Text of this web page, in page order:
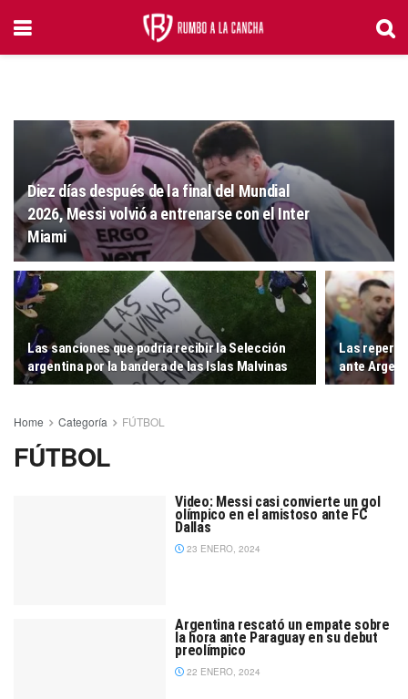
Diez días después de la final del Mundial
2026, Messi volvió a entrenarse con el Inter
Miami
Las sanciones que podría recibir la Selección
argentina por la bandera de las Islas Malvinas
Las
ante
Home Categoría FÚTBOL
FÚTBOL
Video: Messi casi convierte un gol
olímpico en el amistoso ante FC
Dallas
23 ENERO, 2024
Argentina rescató un empate sobre
la hora ante Paraguay en su debut
preolímpico
22 ENERO, 2024